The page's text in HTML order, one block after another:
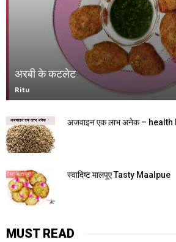
अरबी के कटलेट
Ritu
अजवाइन एक लाभ अनेक –
स्वादिष्ट मालपूए Tasty Maalpue
MUST READ